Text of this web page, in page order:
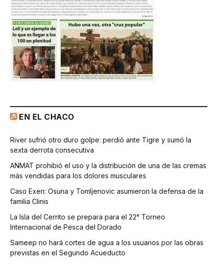
EN EL CHACO
River sufrió otro duro golpe: perdió ante Tigre y sumó la
sexta derrota consecutiva
ANMAT prohibió el uso y la distribución de una de las cremas
más vendidas para los dolores musculares
Caso Exen: Osuna y Tomljenovic asumieron la defensa de la
familia Clinis
La Isla del Cerrito se prepara para el 22° Torneo
Internacional de Pesca del Dorado
Sameep no hará cortes de agua a los usuarios por las obras
previstas en el Segundo Acueducto